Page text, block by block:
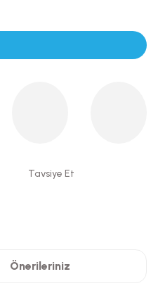
Tavsiye Et
Önerileriniz